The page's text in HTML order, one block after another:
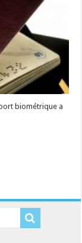
biométrique a